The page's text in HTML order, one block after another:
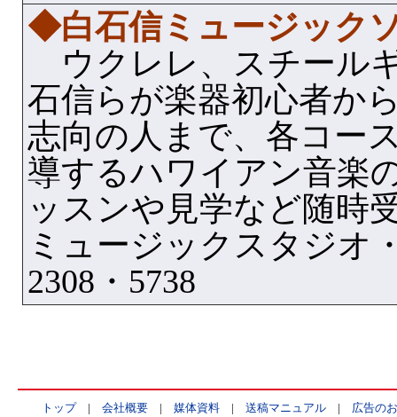
◆白石信ミュージック
ウクレレ、スチール
石信らが楽器初心者か
志向の人まで、各コー
導するハワイアン音楽
ッスンや見学など随時
ミュージックスタジオ
2308・5738
トップ| 会社概要| 媒体資料| 送稿マニュアル| 広告の